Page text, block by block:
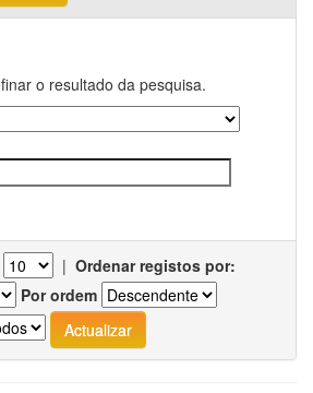
o resultado da pesquisa.
| Ordenar registos por:
Por ordem